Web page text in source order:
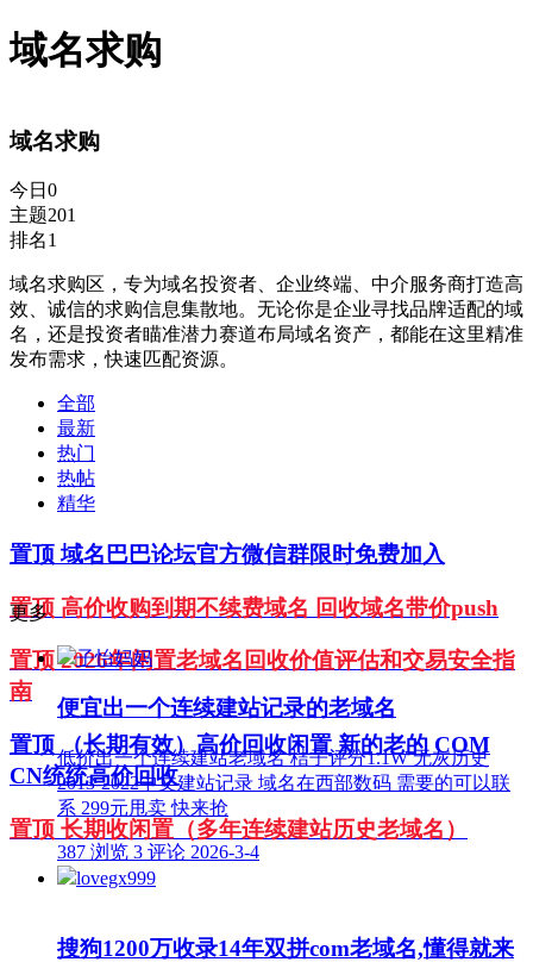
域名求购
域名求购
今日 0
主题201
排名1
域名求购区，专为域名投资者、企业终端、中介服务商打造高
效、诚信的求购信息集散地。无论你是企业寻找品牌适配的域
名，还是投资者瞄准潜力赛道布局域名资产，都能在这里精准
发布需求，快速匹配资源。
全部
最新
热门
热帖
精华
置顶域名巴巴论坛官方微信群限时免费加入
置顶 高价收购到期不续费域名 回收域名带价push
置顶2026年闲置老域名回收价值评估和交易安全指
南
置顶 （长期有效）高价回收闲置 新的老的 COM
CN统统高价回收
置顶 长期收闲置（多年连续建站历史老域名）
更多
子怡妈妈
便宜出一个连续建站记录的老域名
低价出一个连续建站老域名 桔子评分1.1W 无灰历史
2013-2022中文建站记录 域名在西部数码 需要的可以联
系 299元甩卖 快来抢
387 浏览 3 评论 2026-3-4
lovegx999
搜狗1200万收录14年双拼com老域名,懂得就来